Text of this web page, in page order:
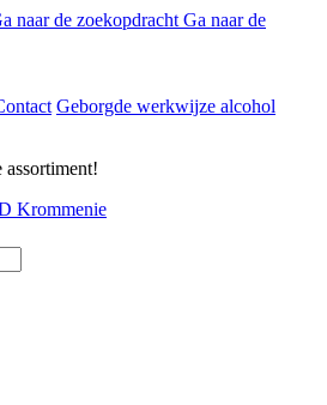
naar de zoekopdracht Ga naar de
Geborgde werkwijze alcohol
Krommenie